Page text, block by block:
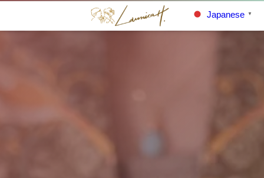
Japanese ▼